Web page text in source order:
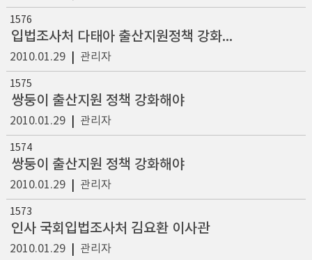
1576
입법조사처 다태아 출산지원정책 강화해야
2010.01.29| 관리자
1575
쌍둥이 출산지원 정책 강화해야
2010.01.29| 관리자
1574
쌍둥이 출산지원 정책 강화해야
2010.01.29| 관리자
1573
인사 국회입법조사처 김요환 이사관
2010.01.29| 관리자